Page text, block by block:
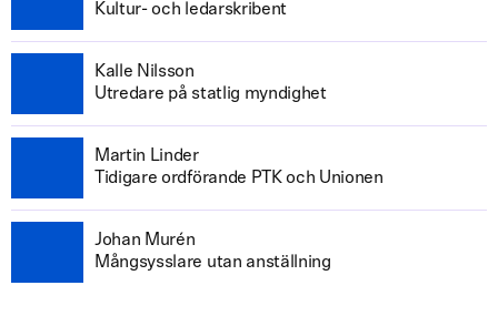
Kultur- och ledarskribent
Kalle Nilsson
Utredare på statlig myndighet
Martin Linder
Tidigare ordförande PTK och Unionen
Johan Murén
Mångsysslare utan anställning